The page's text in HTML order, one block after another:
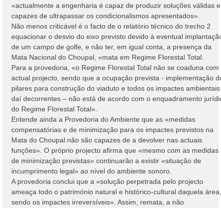
«actualmente a engenharia é capaz de produzir soluções válidas e
capazes de ultrapassar os condicionalismos apresentados».
Não menos criticável é o facto de o relatório técnico do trecho 2
equacionar o desvio do eixo previsto devido à eventual
de um campo de golfe, e não ter, em igual conta, a presença da
Mata Nacional do Choupal, «mata em Regime Florestal Total.
Para a provedoria, «o Regime Florestal Total não se coaduna com
actual projecto, sendo que a ocupação prevista - implementação
pilares para construção do viaduto e todos os impactes ambientais
daí decorrentes – não está de acordo com o enquadramento
do Regime Florestal Total».
Entende ainda a Provedoria do Ambiente que as «medidas
compensatórias e de minimização para os impactes previstos na
Mata do Choupal não são capazes de a devolver nas actuais
funções». O próprio projecto afirma que «mesmo com as medidas
de minimização previstas» continuarão a existir «situação de
incumprimento legal» ao nível do ambiente sonoro.
A provedoria conclui que a «solução perpetrada pelo projecto
ameaça todo o património natural e histórico-cultural daquela área,
sendo os impactes irreversíveis». Assim, remata, a não